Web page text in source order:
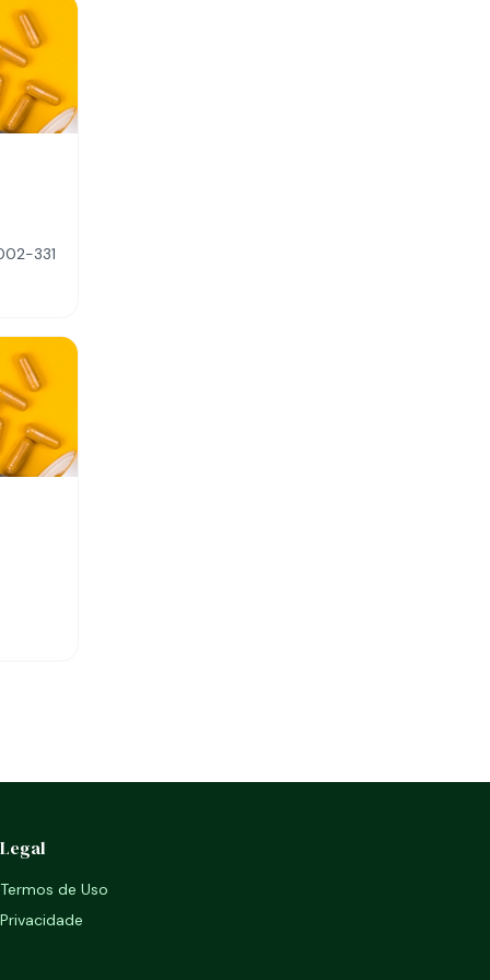
331
Legal
Termos de Uso
Privacidade